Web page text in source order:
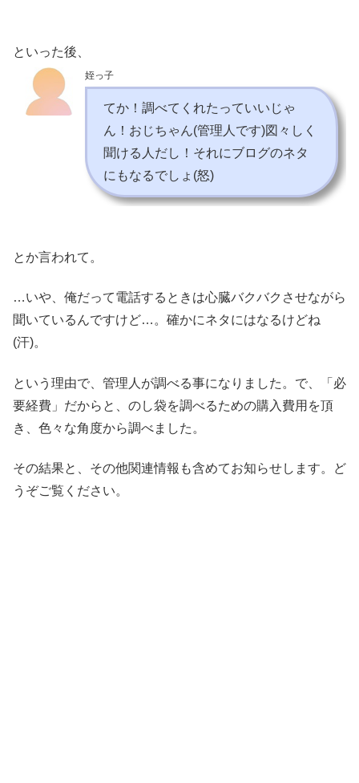
といった後、
姪っ子
てか！調べてくれたっていいじゃ
ん！おじちゃん(管理人です)図々しく
聞ける人だし！それにブログのネタ
にもなるでしょ(怒)
とか言われて。
…いや、俺だって電話するときは心臓バクバクさせながら
聞いているんですけど…。確かにネタにはなるけどね
(汗)。
という理由で、管理人が調べる事になりました。で、「必
要経費」だからと、のし袋を調べるための購入費用を頂
き、色々な角度から調べました。
その結果と、その他関連情報も含めてお知らせします。ど
うぞご覧ください。